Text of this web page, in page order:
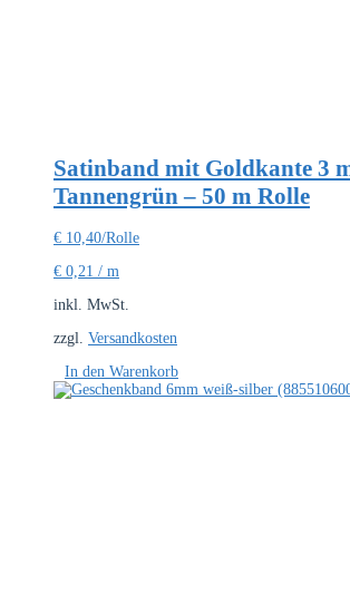
Satinband mit Goldkante 3
Tannengrün – 50 m Rolle
€ 10,40/Rolle
€ 0,21 / m
inkl. MwSt.
zzgl. Versandkosten
In den Warenkorb